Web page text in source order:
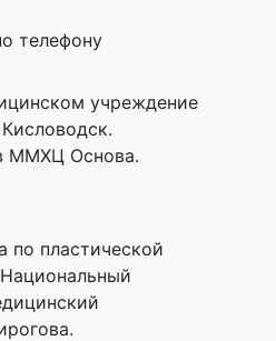
телефону
учреждение
ММХЦ Основа.
по пластической